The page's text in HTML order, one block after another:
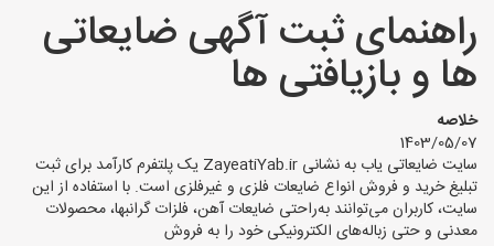
استان ها
راهنمای ثبت آگهی ضایعاتی
ها و بازیافتی ها
خلاصه
1403/05/07
سایت ضایعاتی یاب به نشانی ZayeatiYab.ir یک پلتفرم کارآمد برای ثبت
تبلیغ خرید و فروش انواع ضایعات فلزی و غیرفلزی است. با استفاده از این
سایت، کاربران می‌توانند به‌راحتی ضایعات آهن، فلزات گرانبها، محصولات
معدنی و حتی زباله‌های الکترونیکی خود را به فروش